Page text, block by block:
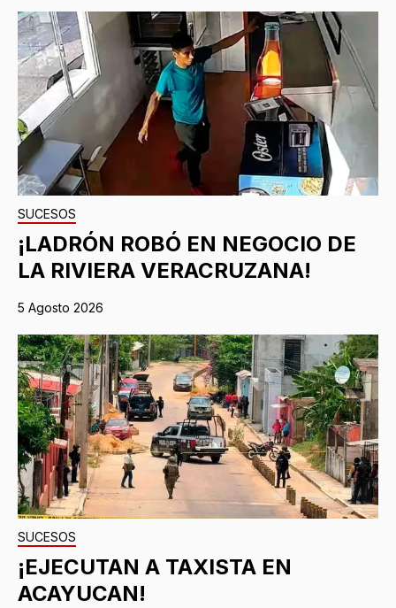
SUCESOS
¡LADRÓN ROBÓ EN NEGOCIO DE
LA RIVIERA VERACRUZANA!
5 Agosto 2026
SUCESOS
¡EJECUTAN A TAXISTA EN
ACAYUCAN!